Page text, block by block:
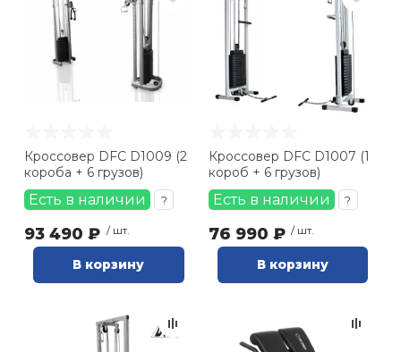
Кроссовер DFC D1009 (2
короба + 6 грузов)
Есть в наличии ?
93 490 ₽ / шт.
В корзину
Кроссовер DFC D1007 (1
короб + 6 грузов)
Есть в наличии ?
76 990 ₽ / шт.
В корзину